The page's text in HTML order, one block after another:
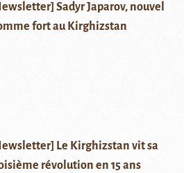
Sadyr Japarov, nouvel
fort au Kirghizstan
Le Kirghizstan vit sa
révolution en 15 ans